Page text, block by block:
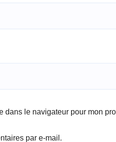
dans le navigateur pour mon
par e-mail.